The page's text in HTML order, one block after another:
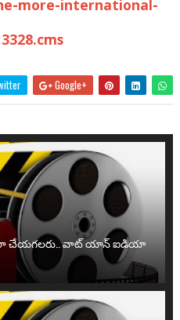
more-international-
Google+
ఇలా చేయగలరు.. వాట్ యాన్ ఐడియా